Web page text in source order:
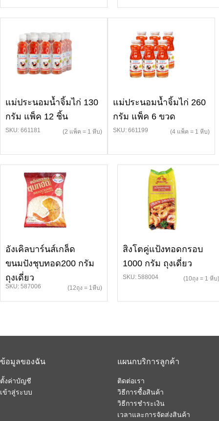
แม่ประนอมน้ำจิ้มไก่ 130
กรัม แพ็ค 12 ชิ้น
SKU: 661181 (2 แพ็ค = 1 หีบ)
แม่ประนอมน้ำจิ้มไก่ 260
กรัม แพ็ค 6 ขวด
SKU: 661199 (4 แพ็ค = 1 หีบ)
อังเคิลบาร์นส์เกล็ด
ขนมปังชุบทอด200 กรัม
ถุงเดี่ยว
SKU: 587006 (12ถุง = 1หีบ)
สิงโตคู่แป้งทอดกรอบ
1000 กรัม ถุงเดี่ยว
SKU: 588004 (10ถุง = 1 หีบ)
ข้อมูลของฉัน
ตั้งค่าบัญชี
เข้าสู่ระบบ
แผนกบริการลูกค้า
ติดต่อเรา
วิธีการซื้อสินค้า
วิธีการชำระเงิน
เวลาและการจัดส่งสินค้า